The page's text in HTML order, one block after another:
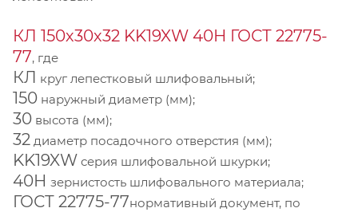
КЛ 150х30х32 KK19XW 40Н ГОСТ 22775-
77, где
КЛ круг лепестковый шлифовальный;
150 наружный диаметр (мм);
30 высота (мм);
32 диаметр посадочного отверстия (мм);
KK19XW серия шлифовальной шкурки;
40Н зернистость шлифовального материала;
ГОСТ 22775-77нормативный документ, по